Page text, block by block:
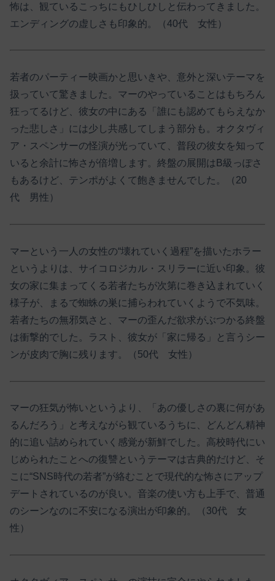
怖は、観ているこっちにもひしひしと伝わってきました。
エンディングの虚しさも印象的。（40代 女性）
若者のパーティー映画かと思いきや、意外と深いテーマを
扱っていて驚きました。マーのやっていることはもちろん
狂ってるけど、彼女の中にある「誰にも認めてもらえなか
った悲しさ」には少し共感してしまう部分も。オクタヴィ
ア・スペンサーの怪演が光っていて、普段の彼女を知って
いると余計に怖さが倍増します。終盤の展開はB級っぽさ
もあるけど、テンポがよくて飽きませんでした。（20
代 男性）
マーという一人の女性の“壊れていく過程”を描いたホラー
というよりは、サイコロジカル・スリラーに近い印象。彼
女の家に集まってくる若者たちが次第に巻き込まれていく
様子が、まるで蜘蛛の巣に捕らわれていくようで不気味。
若者たちの無邪気さと、マーの歪んだ欲求がぶつかる終盤
は衝撃的でした。ラスト、彼女が「家に帰る」と言うシー
ンが皮肉で胸に残ります。（50代 女性）
マーの狂気が怖いというより、「あの優しさの裏に何があ
るんだろう」と考えながら観ているうちに、どんどん精神
的に追い詰められていく感覚が新鮮でした。高校時代にい
じめられたことへの復讐というテーマは古典的だけど、そ
こに“SNS時代の若者”が絡むことで現代的な怖さにアップ
デートされているのが良い。音楽の使い方も上手で、普通
のシーンなのに不安になる演出が印象的。（30代 女
性）